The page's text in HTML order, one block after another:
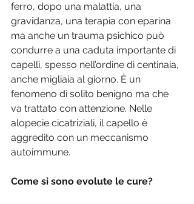
ferro, dopo una malattia, una
gravidanza, una terapia con eparina
ma anche un trauma psichico può
condurre a una caduta importante di
capelli, spesso nell’ordine di centinaia,
anche migliaia al giorno. È un
fenomeno di solito benigno ma che
va trattato con attenzione. Nelle
alopecie cicatriziali, il capello è
aggredito con un meccanismo
autoimmune.
Come si sono evolute le cure?